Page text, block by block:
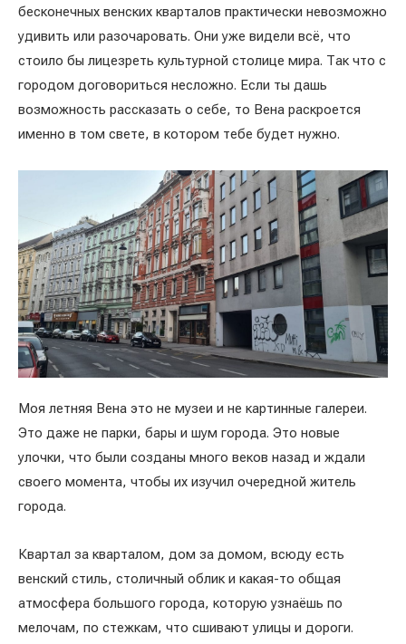
бесконечных венских кварталов практически невозможно
удивить или разочаровать. Они уже видели всё, что
стоило бы лицезреть культурной столице мира. Так что с
городом договориться несложно. Если ты дашь
возможность рассказать о себе, то Вена раскроется
именно в том свете, в котором тебе будет нужно.
Моя летняя Вена это не музеи и не картинные галереи.
Это даже не парки, бары и шум города. Это новые
улочки, что были созданы много веков назад и ждали
своего момента, чтобы их изучил очередной житель
города.
Квартал за кварталом, дом за домом, всюду есть
венский стиль, столичный облик и какая-то общая
атмосфера большого города, которую узнаёшь по
мелочам, по стежкам, что сшивают улицы и дороги.